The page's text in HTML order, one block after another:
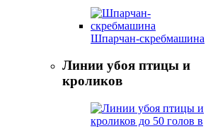
Шпарчан-скребмашина
Линии убоя птицы и
кроликов